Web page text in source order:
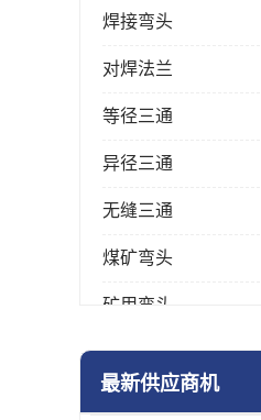
焊接弯头
对焊法兰
等径三通
异径三通
无缝三通
煤矿弯头
矿用弯头
冲压弯头
最新供应商机